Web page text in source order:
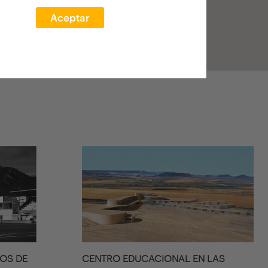
Aceptar
DE
CENTRO EDUCACIONAL EN LAS